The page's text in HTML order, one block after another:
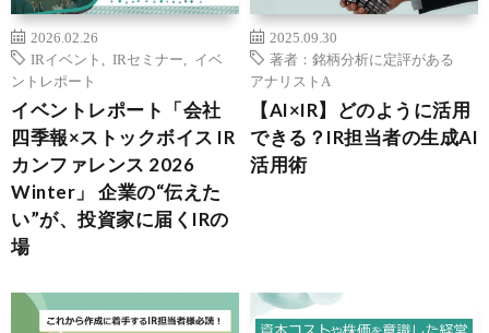
2026.02.26
IRイベント
IRセミナー
イベ
ントレポート
イベントレポート「会社
四季報×ストックボイス IR
カンファレンス 2026
Winter」 企業の“伝えた
い”が、投資家に届くIRの
場
2025.09.30
著者：銘柄分析に定評がある
アナリストA
【AI×IR】どのように活用
できる？IR担当者の生成AI
活用術